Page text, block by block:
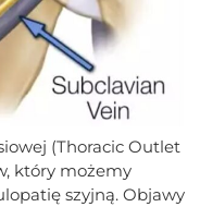
(Thoracic Outlet
który możemy
szyjną. Objawy